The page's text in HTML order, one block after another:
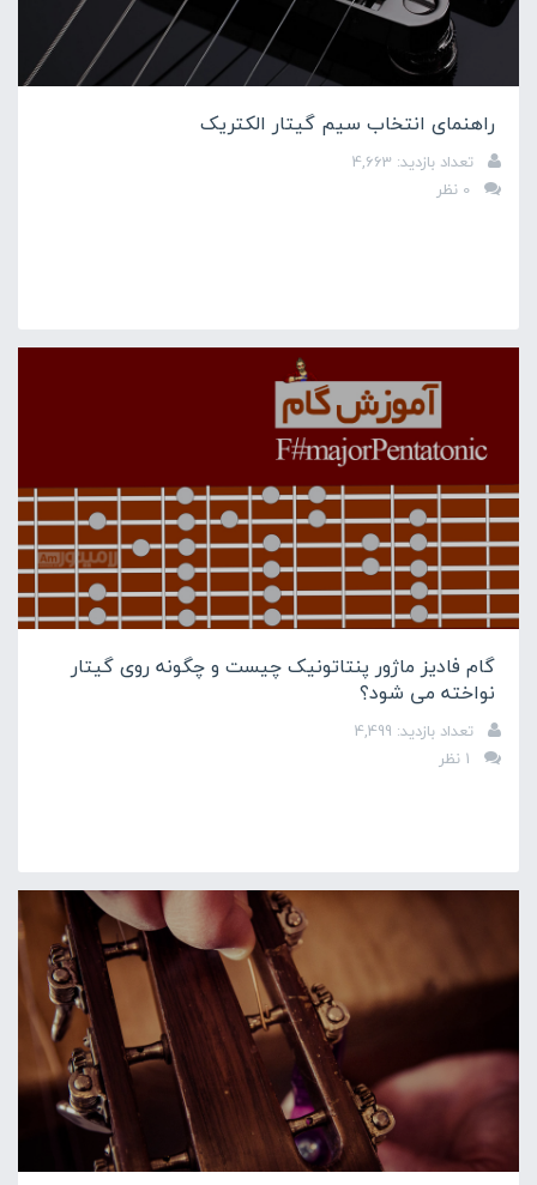
راهنمای انتخاب سیم گیتار الکتریک
تعداد بازدید: 4,663
گام فادیز ماژور پنتاتونیک چیست و چگونه روی گیتار
نواخته می شود؟
تعداد بازدید: 4,499